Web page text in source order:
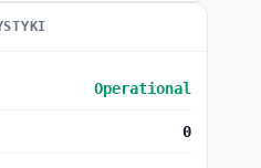
Operational
0